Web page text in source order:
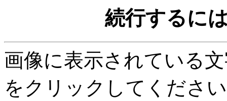
続行するに
画像に表示されている
をクリックしてくださ